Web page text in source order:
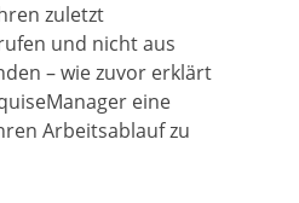
zuletzt
und nicht aus
– wie zuvor erklärt
eine
Arbeitsablauf zu